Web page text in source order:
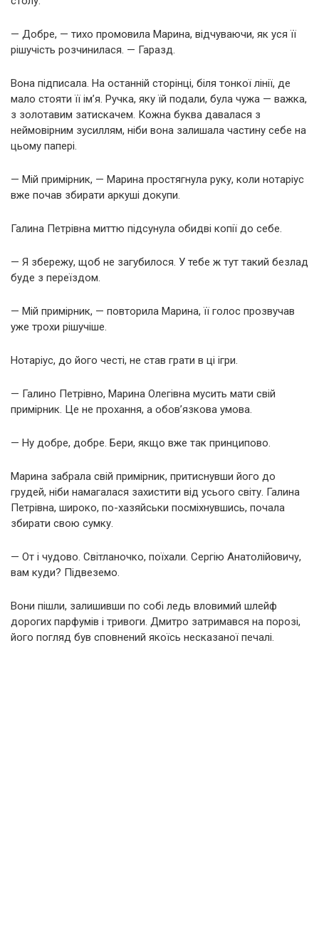
— Добре, — тихо промовила Марина, відчуваючи, як уся її
рішучість розчинилася. — Гаразд.
Вона підписала. На останній сторінці, біля тонкої лінії, де
мало стояти її ім’я. Ручка, яку їй подали, була чужа — важка,
з золотавим затискачем. Кожна буква давалася з
неймовірним зусиллям, ніби вона залишала частину себе на
цьому папері.
— Мій примірник, — Марина простягнула руку, коли нотаріус
вже почав збирати аркуші докупи.
Галина Петрівна миттю підсунула обидві копії до себе.
— Я збережу, щоб не загубилося. У тебе ж тут такий безлад
буде з переїздом.
— Мій примірник, — повторила Марина, її голос прозвучав
уже трохи рішучіше.
Нотаріус, до його честі, не став грати в ці ігри.
— Галино Петрівно, Марина Олегівна мусить мати свій
примірник. Це не прохання, а обов’язкова умова.
— Ну добре, добре. Бери, якщо вже так принципово.
Марина забрала свій примірник, притиснувши його до
грудей, ніби намагалася захистити від усього світу. Галина
Петрівна, широко, по-хазяйськи посміхнувшись, почала
збирати свою сумку.
— От і чудово. Світланочко, поїхали. Сергію Анатолійовичу,
вам куди? Підвеземо.
Вони пішли, залишивши по собі ледь вловимий шлейф
дорогих парфумів і тривоги. Дмитро затримався на порозі,
його погляд був сповнений якоїсь несказаної печалі.